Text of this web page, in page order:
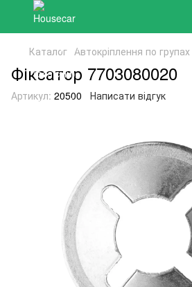
Каталог Автокріплення по групах
Фіксатор 7703080020
Артикул: 20500 Написати відгук